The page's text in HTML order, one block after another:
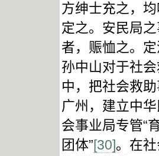
方绅士充之，
定之。安民局
者，赈恤之。
孙中山对于社
中，把社会救
广州，建立中
会事业局专管“
团体”[30]。在